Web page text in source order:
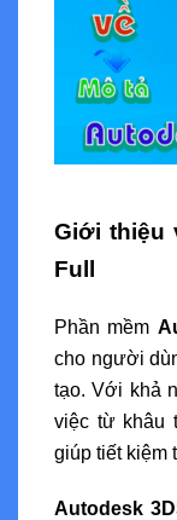
Giới thiệu
Full
Phần mềm
cho người
tạo. Với khả
việc từ khâu
giúp tiết kiệm
Autodesk